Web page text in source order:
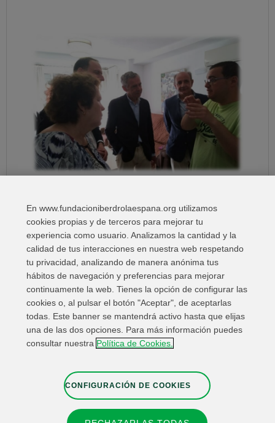
« Previous 2 Next »
Enlaces de interés Contacta
Mapa Web
Información Legal
Política de privacidad
En www.fundacioniberdrolaespana.org utilizamos
cookies propias y de terceros para mejorar tu
experiencia como usuario. Analizamos la cantidad y la
calidad de tus interacciones en nuestra web respetando
tu privacidad, analizando de manera anónima tus
hábitos de navegación y preferencias para mejorar
continuamente la web. Tienes la opción de configurar las
cookies o, al pulsar el botón "Aceptar", de aceptarlas
todas. Este banner se mantendrá activo hasta que elijas
una de las dos opciones. Para más información puedes
consultar nuestra Política de Cookies.
CONFIGURACIÓN DE COOKIES